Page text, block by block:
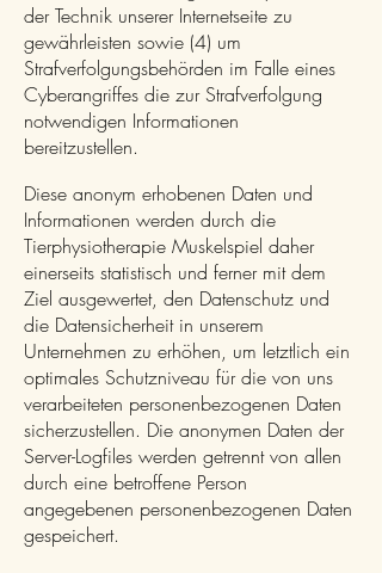
der Technik unserer Internetseite zu
gewährleisten sowie (4) um
Strafverfolgungsbehörden im Falle eines
Cyberangriffes die zur Strafverfolgung
notwendigen Informationen
bereitzustellen.
Diese anonym erhobenen Daten und
Informationen werden durch die
Tierphysiotherapie Muskelspiel daher
einerseits statistisch und ferner mit dem
Ziel ausgewertet, den Datenschutz und
die Datensicherheit in unserem
Unternehmen zu erhöhen, um letztlich ein
optimales Schutzniveau für die von uns
verarbeiteten personenbezogenen Daten
sicherzustellen. Die anonymen Daten der
Server-Logfiles werden getrennt von allen
durch eine betroffene Person
angegebenen personenbezogenen Daten
gespeichert.